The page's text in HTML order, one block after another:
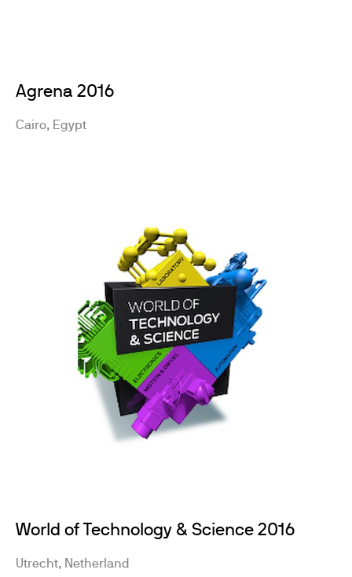
Agrena 2016
Cairo, Egypt
World of Technology & Science 2016
Utrecht, Netherland